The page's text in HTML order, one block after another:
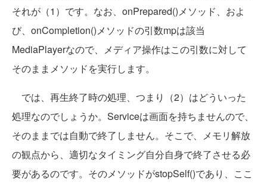
それが（1）です。なお、onPrepared()メソッド、およ
び、onCompletion()メソッドの引数mpは該当
MediaPlayerなので、メディア操作はこの引数に対して
そのままメソッドを実行します。
では、再生終了時の処理、つまり（2）はどういった
処理なのでしょうか。Serviceは画面を持ちませんので、
そのままでは自動で終了しません。そこで、メモリ解放
の観点から、適切なタイミング自分自身で終了させる必
要があるのです。そのメソッドがstopSelf()であり、ここ